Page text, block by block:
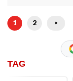
1 2 >
TAG